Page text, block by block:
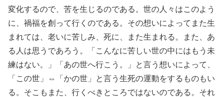
変化するので、苦を生じるのである。世の人々はこのよう
に、禍福を創って行くのである。その想いによってまた生
まれては、老いに苦しみ、死に、また生まれる。また、あ
る人は思うであろう。「こんなに苦しい世の中にはもう未
練はない。」「あの世へ行こう。」と言う想いによって、
「この世」⇔「かの世」と言う生死の運動をするものもい
る。そこもまた、行くべきところではないのである。それ